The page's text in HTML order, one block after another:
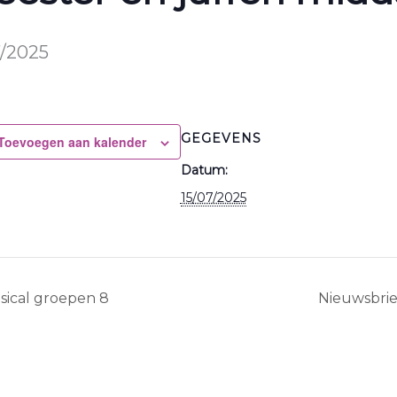
2025
aan kalender
GEGEVENS
Datum:
15/07/2025
groepen 8